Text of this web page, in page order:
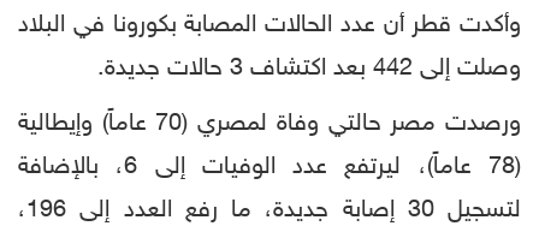
وأكدت قطر أن عدد الحالات المصابة بكورونا في البلاد
وصلت إلى 442 بعد اكتشاف 3 حالات جديدة.
ورصدت مصر حالتي وفاة لمصري (70 عاماً) وإيطالية
(78 عاماً)، ليرتفع عدد الوفيات إلى 6، بالإضافة
لتسجيل 30 إصابة جديدة، ما رفع العدد إلى 196،